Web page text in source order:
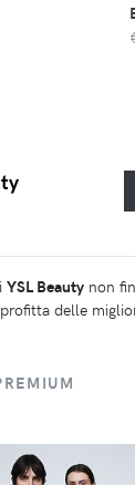
YSL Beauty non
delle